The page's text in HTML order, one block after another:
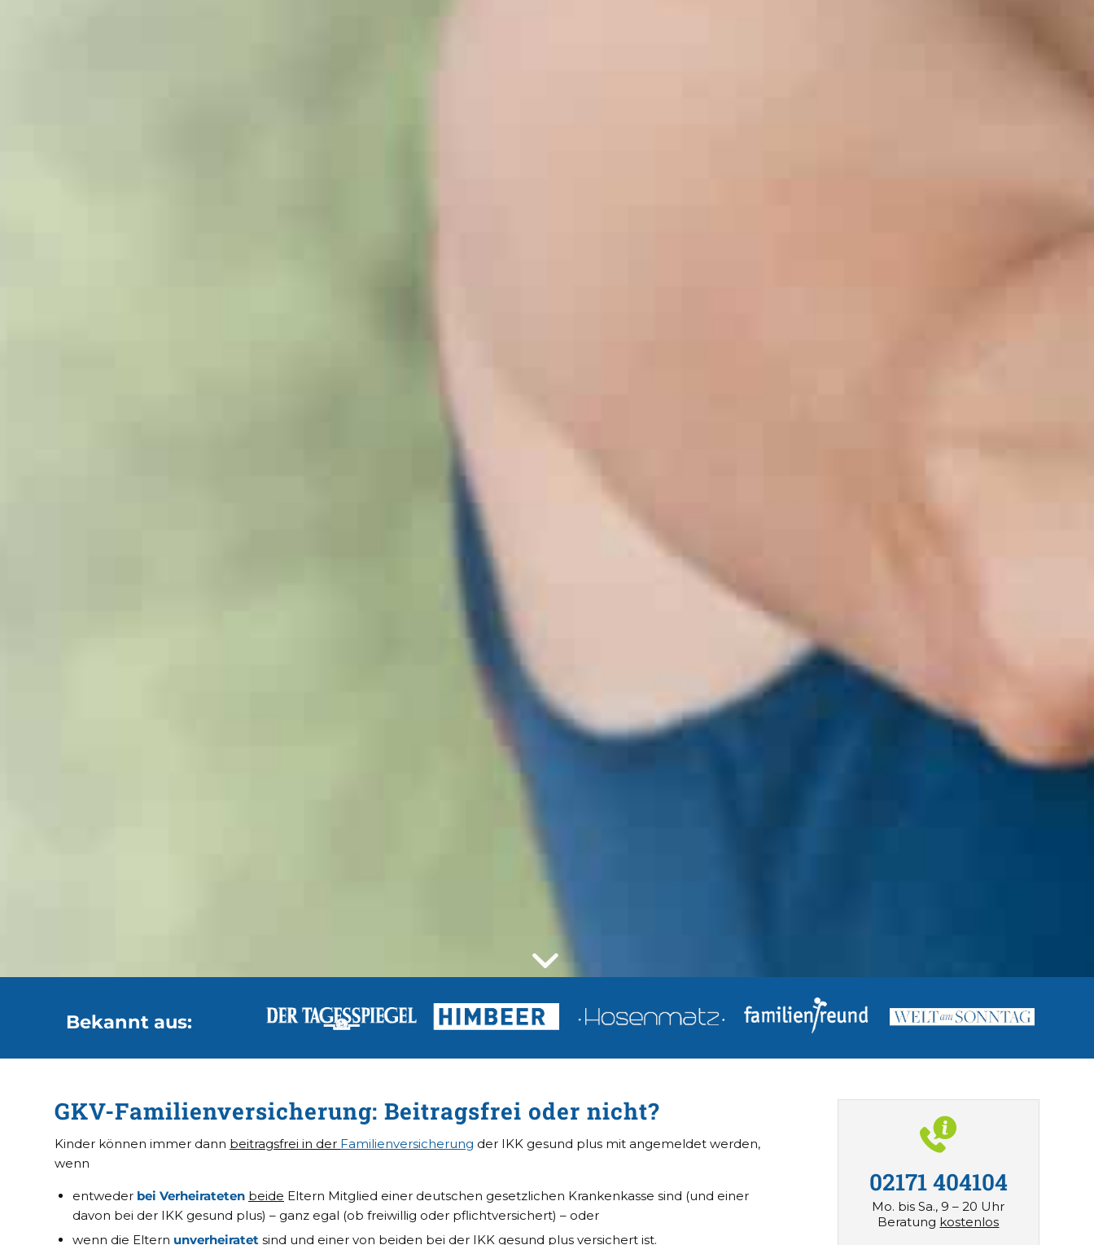
Bekannt aus:
GKV-Familienversicherung: Beitragsfrei oder nicht?
Kinder können immer dann beitragsfrei in der Familienversicherung der IKK gesund plus mit angemeldet werden,
wenn
entweder bei Verheirateten beide Eltern Mitglied einer deutschen gesetzlichen Krankenkasse sind (und einer
davon bei der IKK gesund plus) – ganz egal (ob freiwillig oder pflichtversichert) – oder
wenn die Eltern unverheiratet sind und einer von beiden bei der IKK gesund plus versichert ist.
02171 404104
Mo. bis Sa., 9 – 20 Uhr
Beratung kostenlos